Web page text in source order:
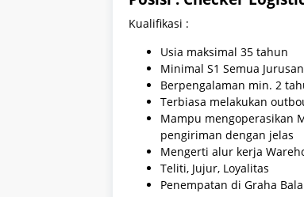
Kualifikasi :
Usia maksimal 35 tahun
Minimal S1 Semua Jurusan
Berpengalaman min. 2
Terbiasa melakukan
Mampu mengoperasikan
pengiriman dengan jelas
Mengerti alur kerja
Teliti, Jujur, Loyalitas
Penempatan di Graha